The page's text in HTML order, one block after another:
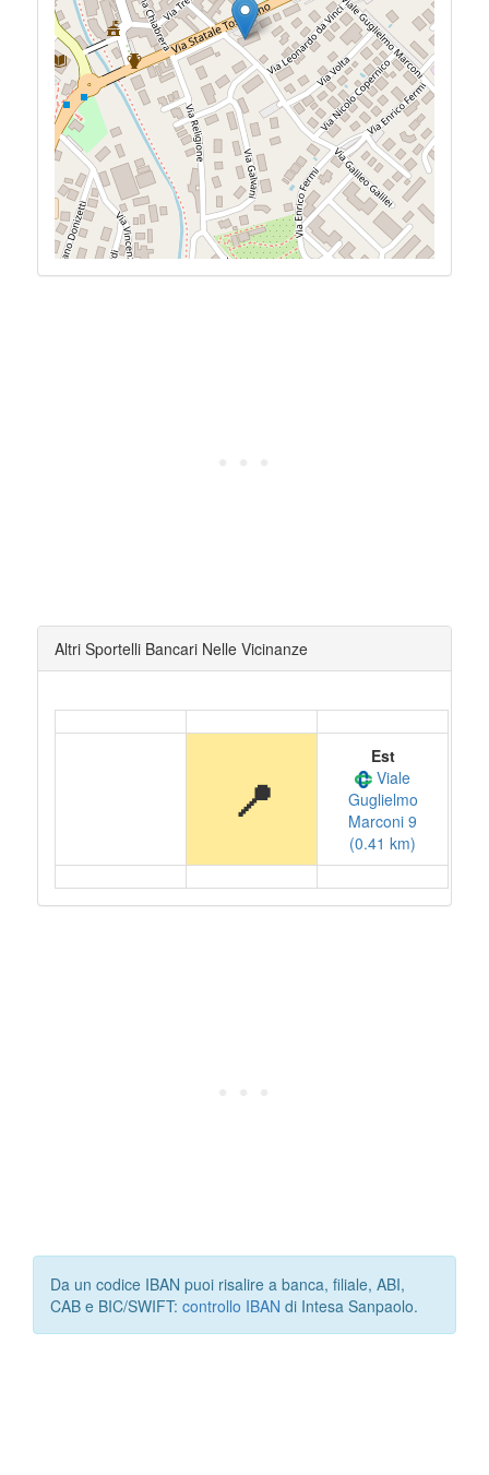
Altri Sportelli Bancari Nelle Vicinanze
📍
Est
Viale
Guglielmo
Marconi 9
(0.41 km)
Da un codice IBAN puoi risalire a banca, filiale, ABI,
CAB e BIC/SWIFT: controllo IBAN di Intesa Sanpaolo.